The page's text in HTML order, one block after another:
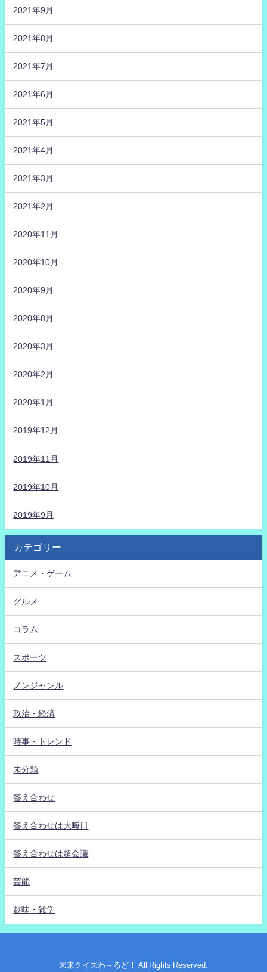
2021年9月
2021年8月
2021年7月
2021年6月
2021年5月
2021年4月
2021年3月
2021年2月
2020年11月
2020年10月
2020年9月
2020年8月
2020年3月
2020年2月
2020年1月
2019年12月
2019年11月
2019年10月
2019年9月
カテゴリー
アニメ・ゲーム
グルメ
コラム
スポーツ
ノンジャンル
政治・経済
時事・トレンド
未分類
答え合わせ
答え合わせは大晦日
答え合わせは超会議
芸能
趣味・雑学
未来クイズわ～るど！ All Rights Reserved.